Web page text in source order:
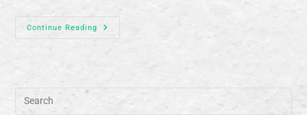
Continue Reading